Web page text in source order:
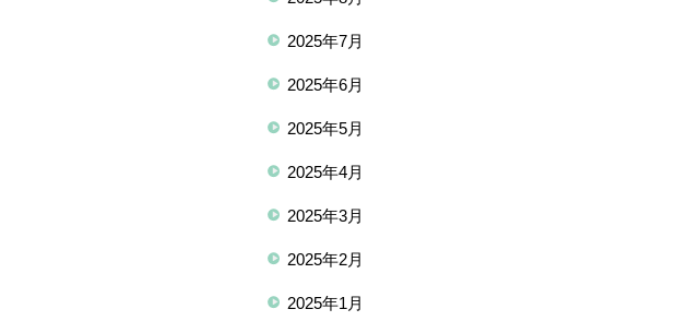
2025年7月
2025年6月
2025年5月
2025年4月
2025年3月
2025年2月
2025年1月